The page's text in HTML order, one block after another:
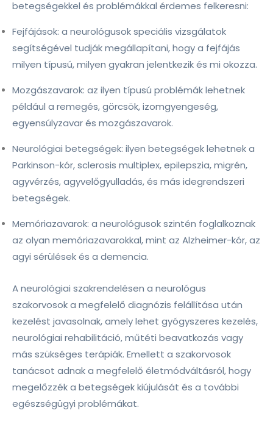
betegségekkel és problémákkal érdemes felkeresni:
Fejfájások: a neurológusok speciális vizsgálatok
segítségével tudják megállapítani, hogy a fejfájás
milyen típusú, milyen gyakran jelentkezik és mi okozza.
Mozgászavarok: az ilyen típusú problémák lehetnek
például a remegés, görcsök, izomgyengeség,
egyensúlyzavar és mozgászavarok.
Neurológiai betegségek: ilyen betegségek lehetnek a
Parkinson-kór, sclerosis multiplex, epilepszia, migrén,
agyvérzés, agyvelőgyulladás, és más idegrendszeri
betegségek.
Memóriazavarok: a neurológusok szintén foglalkoznak
az olyan memóriazavarokkal, mint az Alzheimer-kór, az
agyi sérülések és a demencia.
A neurológiai szakrendelésen a neurológus
szakorvosok a megfelelő diagnózis felállítása után
kezelést javasolnak, amely lehet gyógyszeres kezelés,
neurológiai rehabilitáció, műtéti beavatkozás vagy
más szükséges terápiák. Emellett a szakorvosok
tanácsot adnak a megfelelő életmódváltásról, hogy
megelőzzék a betegségek kiújulását és a további
egészségügyi problémákat.